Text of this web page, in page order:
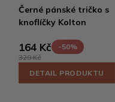
Černé pánské tričko s
knoflíčky Kolton
164 Kč
-50%
329 Kč
DETAIL PRODUKTU